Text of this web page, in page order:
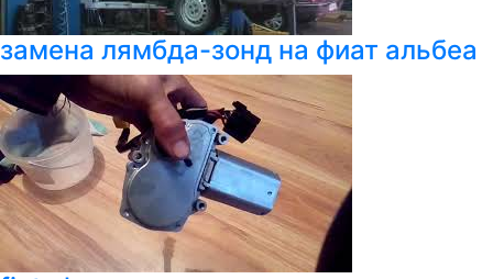
замена лямбда-зонд на фиат альбеа